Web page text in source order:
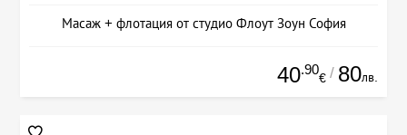
Масаж + флотация от студио Флоут Зоун София
40.90
€ / 80лв.